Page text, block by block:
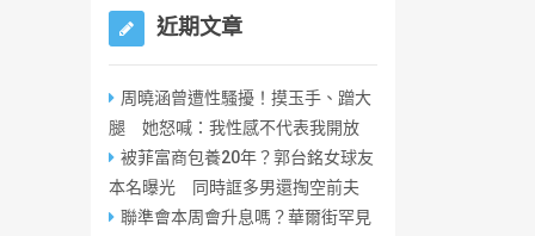
近期文章
周曉涵曾遭性騷擾！摸玉手、蹭大
腿 她怒喊：我性感不代表我開放
被菲富商包養20年？郭台銘女球友
本名曝光 同時誆多男還掏空前夫
聯準會本周會升息嗎？華爾街罕見